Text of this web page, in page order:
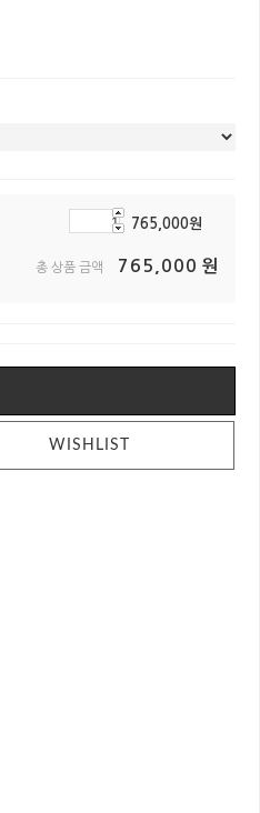
765,000원
총 상품 금액 765,000 원
WISHLIST